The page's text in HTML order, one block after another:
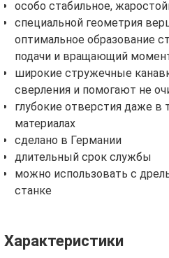
особо стабильное,
специальной геометрия
оптимальное образование
подачи и вращающий
широкие стружечные
сверления и помогают не
глубокие отверстия даже
материалах
сделано в Германии
длительный срок службы
можно использовать с
станке
Характеристики